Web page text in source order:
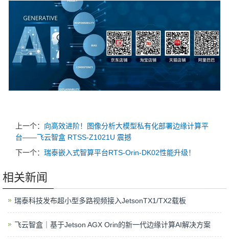
上一个： 向高效进阶！图像分析大模型私有化部署边缘计算平
台——飞云智盒 RTSS-Z1021U 震撼
下一个： 瑞泰嵌入式智算平台RTS-Orin-DK02性能升级！
相关新闻
瑞泰科技发布超小型多路视频接入JetsonTX1/TX2载板
飞云智盒｜基于Jetson AGX Orin的新一代边缘计算AI解决方案